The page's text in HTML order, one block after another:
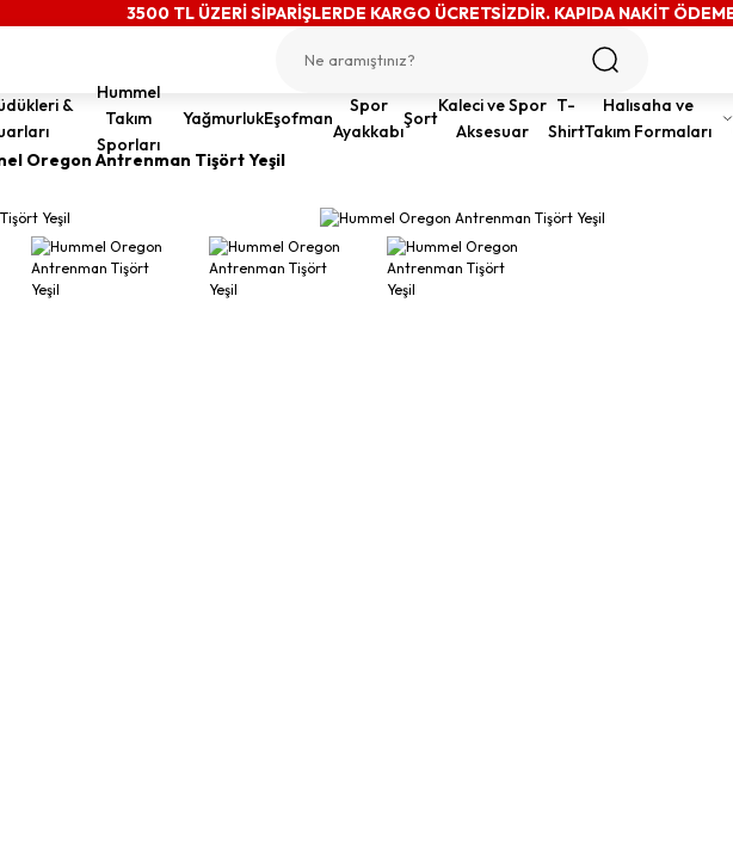
3500 TL ÜZERİ SİPARİŞLERDE KARGO ÜCRETSİZDİR. KAPIDA NAKİT
&
Hummel
Takım
Sporları
YağmurlukEşofman
Spor
Ayakkabı
Şort
Kaleci ve Spor
Aksesuar
T-
Shirt
Halısaha ve
Takım Formaları
Oregon Antrenman Tişört Yeşil